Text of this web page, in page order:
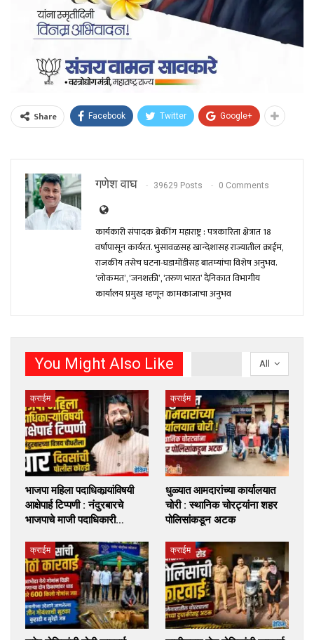
Share Facebook Twitter Google+
गणेश वाघ 39629 Posts 0 Comments
कार्यकारी संपादक ब्रेकींग महाराष्ट्र : पत्रकारिता क्षेत्रात 18
वर्षांपासून कार्यरत. भुसावळसह खान्देशासह राज्यातील क्राईम,
राजकीय तसेच घटना-घडामोंडीसह बातम्यांचा विशेष अनुभव.
‘लोकमत’, ‘जनशक्ती’, ‘तरुण भारत’ दैनिकात विभागीय
कार्यालय प्रमुख म्हणून कामकाजाचा अनुभव
All
You Might Also Like
क्राईम
भाजपा महिला पदाधिकार्‍यांविषयी
आक्षेपार्ह टिप्पणी : नंदुरबारचे
भाजपाचे माजी पदाधिकारी…
क्राईम
धुळ्यात आमदारांच्या कार्यालयात
चोरी : स्थानिक चोरट्यांना शहर
पोलिसांकडून अटक
क्राईम क्राईम